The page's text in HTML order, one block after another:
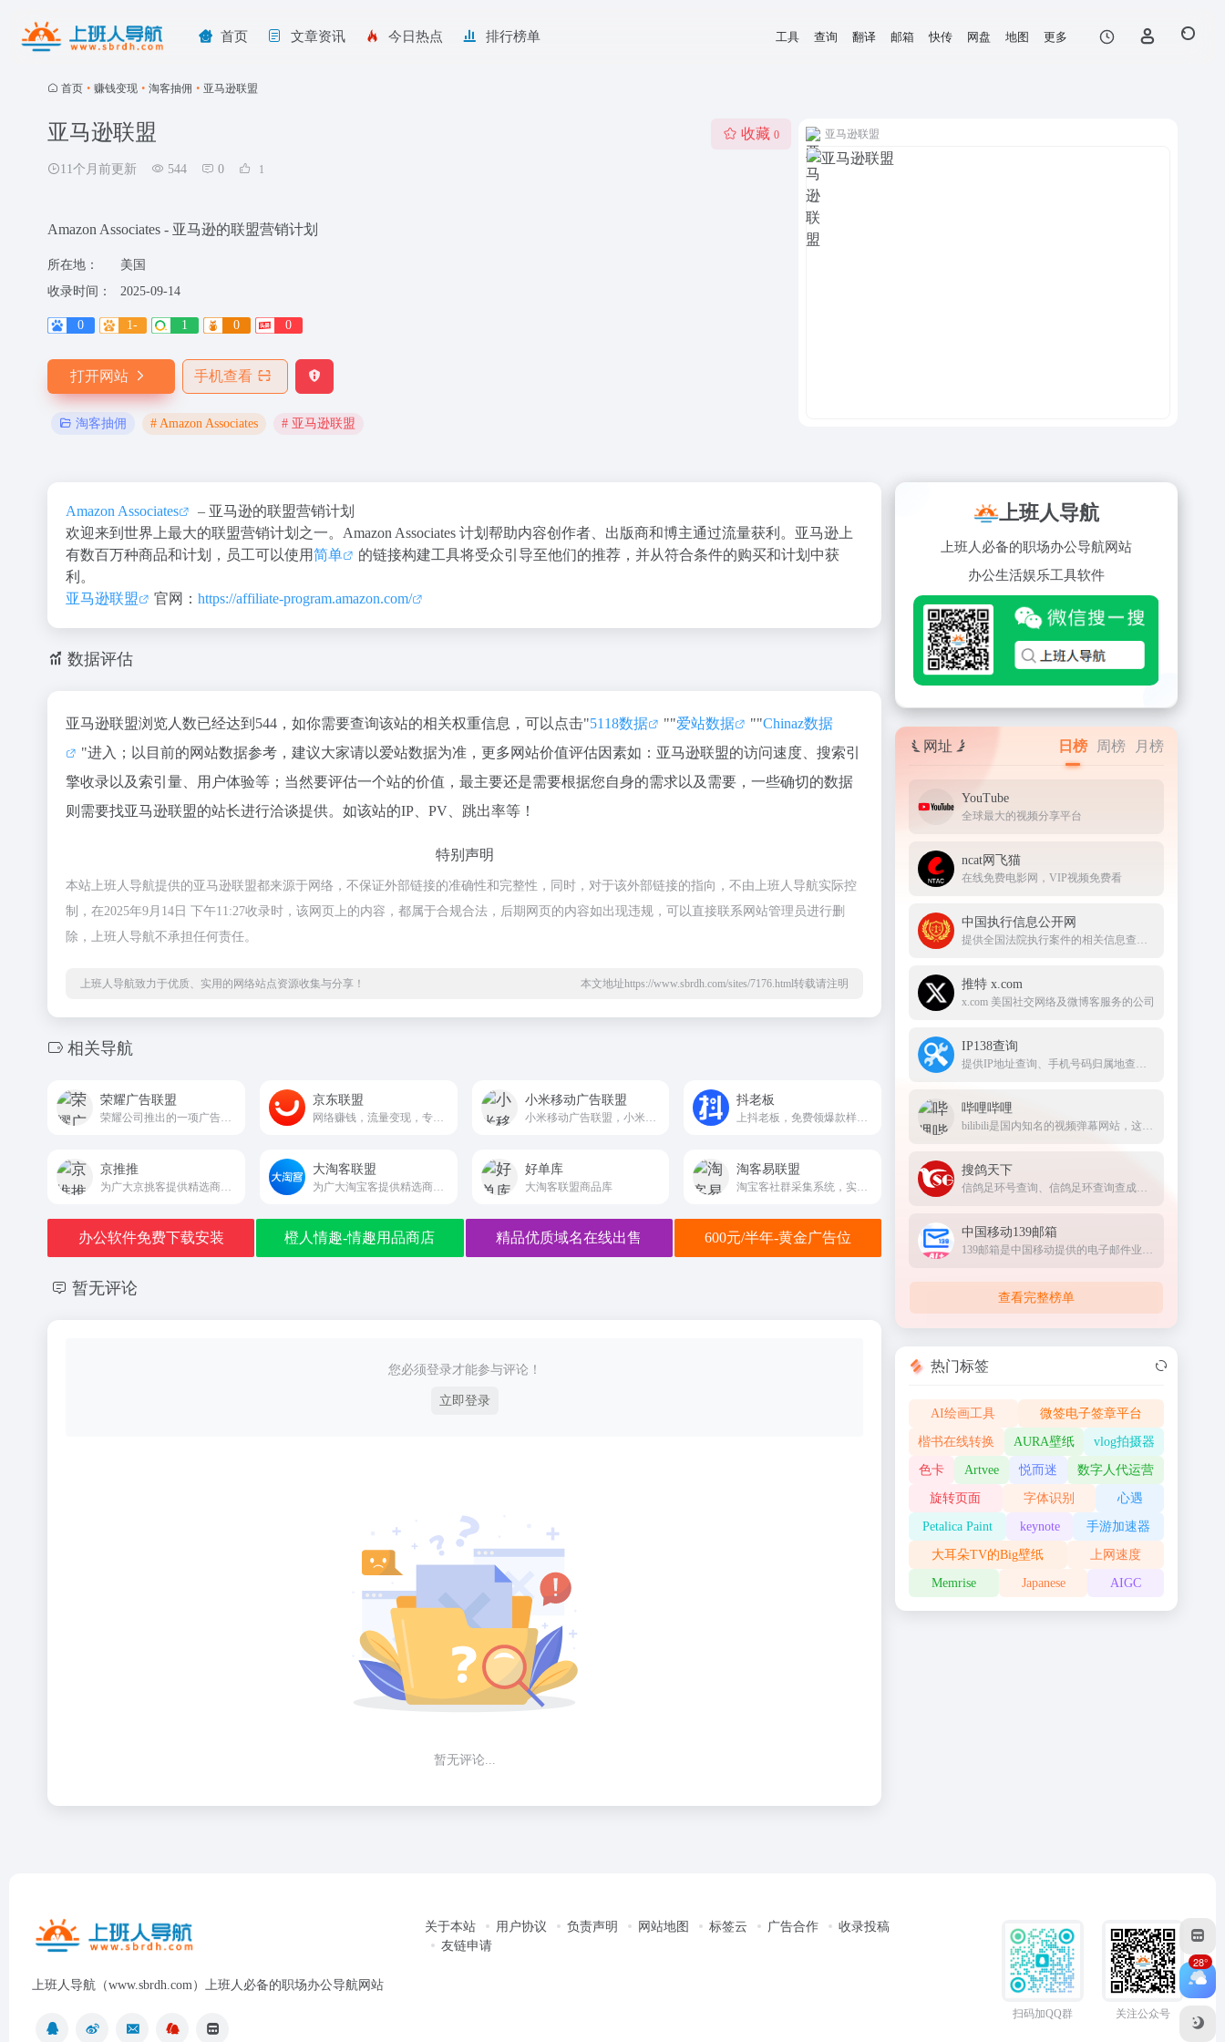
首页 文章资讯 今日热点 排行榜单 工具 查询 翻译 邮箱 快传 网盘 地图 更多
首页 • 赚钱变现 • 淘客抽佣 • 亚马逊联盟
亚马逊联盟
11个月前更新 544 0 1
收藏 0
Amazon Associates - 亚马逊的联盟营销计划
所在地：
美国
收录时间：
2025-09-14
0 1- 1 0 0
打开网站 手机查看
淘客抽佣 # Amazon Associates # 亚马逊联盟
亚马逊联盟
Amazon Associates
– 亚马逊的联盟营销计划
欢迎来到世界上最大的联盟营销计划之一。Amazon Associates 计划帮助内容创作者、出版商和博主通过流量获利。亚马逊上
有数百万种商品和计划，员工可以使用简单
的链接构建工具将受众引导至他们的推荐，并从符合条件的购买和计划中获
利。
亚马逊联盟
官网： https://affiliate-program.amazon.com/
数据评估
亚马逊联盟浏览人数已经达到544，如你需要查询该站的相关权重信息，可以点击"5118数据 ""爱站数据 ""Chinaz数据
"进入；以目前的网站数据参考，建议大家请以爱站数据为准，更多网站价值评估因素如：亚马逊联盟的访问速度、搜索引
擎收录以及索引量、用户体验等；当然要评估一个站的价值，最主要还是需要根据您自身的需求以及需要，一些确切的数据
则需要找亚马逊联盟的站长进行洽谈提供。如该站的IP、PV、跳出率等！
特别声明
本站上班人导航提供的亚马逊联盟都来源于网络，不保证外部链接的准确性和完整性，同时，对于该外部链接的指向，不由上班人导航实际控
制，在2025年9月14日 下午11:27收录时，该网页上的内容，都属于合规合法，后期网页的内容如出现违规，可以直接联系网站管理员进行删
除，上班人导航不承担任何责任。
上班人导航致力于优质、实用的网络站点资源收集与分享！ 本文地址https://www.sbrdh.com/sites/7176.html转载请注明
相关导航
荣耀广告联盟 京东联盟
网络赚钱，流量变现，专业电商CPS联盟平台
小米移动广告联盟 抖老板
京推推 大淘客联盟
为广大淘宝客提供精选商品，优质采集群跟推，节省时间及人力成本
好单库
大淘客联盟商品库
淘客易联盟
办公软件免费下载安装 橙人情趣-情趣用品商店 精品优质域名在线出售 600元/半年-黄金广告位
暂无评论
您必须登录才能参与评论！
立即登录
暂无评论...
上班人导航
上班人必备的职场办公导航网站
办公生活娱乐工具软件
网址 日榜 周榜 月榜
YouTube
全球最大的视频分享平台
ncat网飞猫
在线免费电影网，VIP视频免费看
中国执行信息公开网
提供全国法院执行案件的相关信息查询服务
推特 x.com
x.com 美国社交网络及微博客服务的公司
IP138查询
提供IP地址查询、手机号码归属地查询、邮政编码查询及身份证号码验证等服务
哔哩哔哩
bilibili是国内知名的视频弹幕网站，这里有及时的动漫新番，活跃的ACG氛围，有创意的Up主。大家可以在这里找到许多欢乐。
搜鸽天下
信鸽足环号查询、信鸽足环查询查成绩、查信鸽成绩、足环、天落成绩、脚环！
中国移动139邮箱
139邮箱是中国移动提供的电子邮件业务，以手机号@139.com作为邮箱地址，来邮短信及时提醒,同时提供WEB、WAP、短彩信、APP等多种方式，随时随地收发邮件
查看完整榜单
热门标签
AI绘画工具 微签电子签章平台
楷书在线转换 AURA壁纸 vlog拍摄器
色卡 Artvee 悦而迷 数字人代运营
旋转页面 字体识别 心遇
Petalica Paint keynote 手游加速器
大耳朵TV的Big壁纸 上网速度
Memrise Japanese AIGC
上班人导航（www.sbrdh.com）上班人必备的职场办公导航网站
关于本站 用户协议 负责声明 网站地图 标签云 广告合作
收录投稿
友链申请
扫码加QQ群 关注公众号
28°